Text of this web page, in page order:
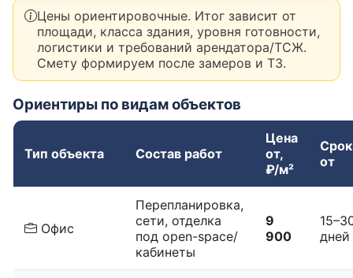
Цены ориентировочные. Итог зависит от
площади, класса здания, уровня готовности,
логистики и требований арендатора/ТСЖ.
Смету формируем после замеров и ТЗ.
Ориентиры по видам объектов
Тип объекта Состав работ
Цена
от,
₽/м²
от
Офис
Перепланировка,
сети, отделка
под open-space/
кабинеты
9
900
дней